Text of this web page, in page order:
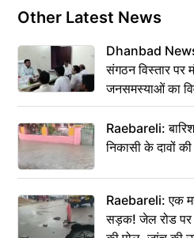
Other Latest News
Dhanbad
संगठन विस्तार पर
जनसमस्याओं का
Raebareli:
निकासी के दावों
Raebareli: एक
सड़क! जेल रोड पर